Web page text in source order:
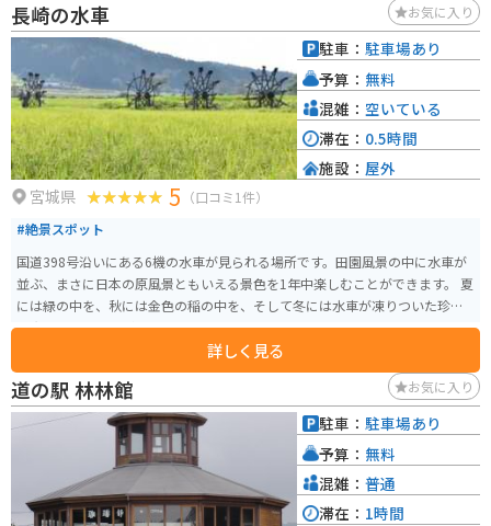
長崎の水車 お気に入り
宮城県 5 （口コミ1件）
#絶景スポット
国道398号沿いにある6機の水車が見られる場所です。田園風景の中に水車が
並ぶ、まさに日本の原風景ともいえる景色を1年中楽しむことができます。 夏
には緑の中を、秋には金色の稲の中を、そして冬には水車が凍りついた珍し
い光景を見ることができます。
詳しく見る
駐車： 駐車場あり
予算： 無料
混雑： 空いている
滞在： 0.5時間
施設： 屋外
道の駅 林林館 お気に入り
駐車： 駐車場あり
予算： 無料
混雑： 普通
滞在： 1時間